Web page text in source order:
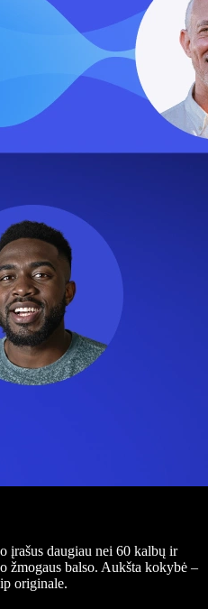
įrašus daugiau nei 60 kalbų ir
žmogaus balso. Aukšta kokybė –
originale.